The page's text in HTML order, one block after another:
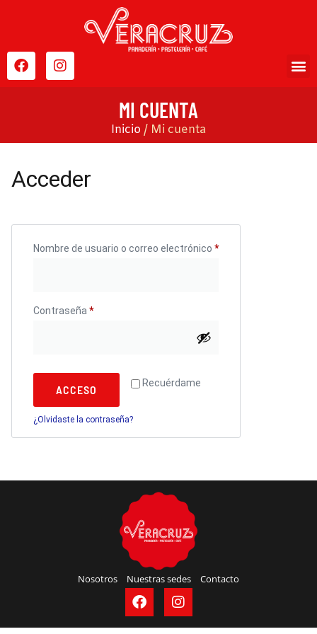
MI CUENTA
Inicio / Mi cuenta
Acceder
Nombre de usuario o correo electrónico *
Contraseña*
Recuérdame
ACCESO
¿Olvidaste la contraseña?
Nosotros Nuestras sedes Contacto